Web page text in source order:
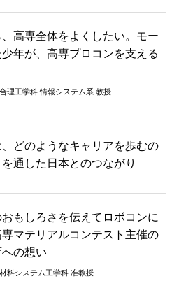
高専全体をよくしたい。モー
年が、高専プロコンを支える
理工学科 情報システム系 教授
どのようなキャリアを歩むの
通した日本とのつながり
もしろさを伝えてロボコンに
マテリアルコンテスト主催の
の想い
料システム工学科 准教授